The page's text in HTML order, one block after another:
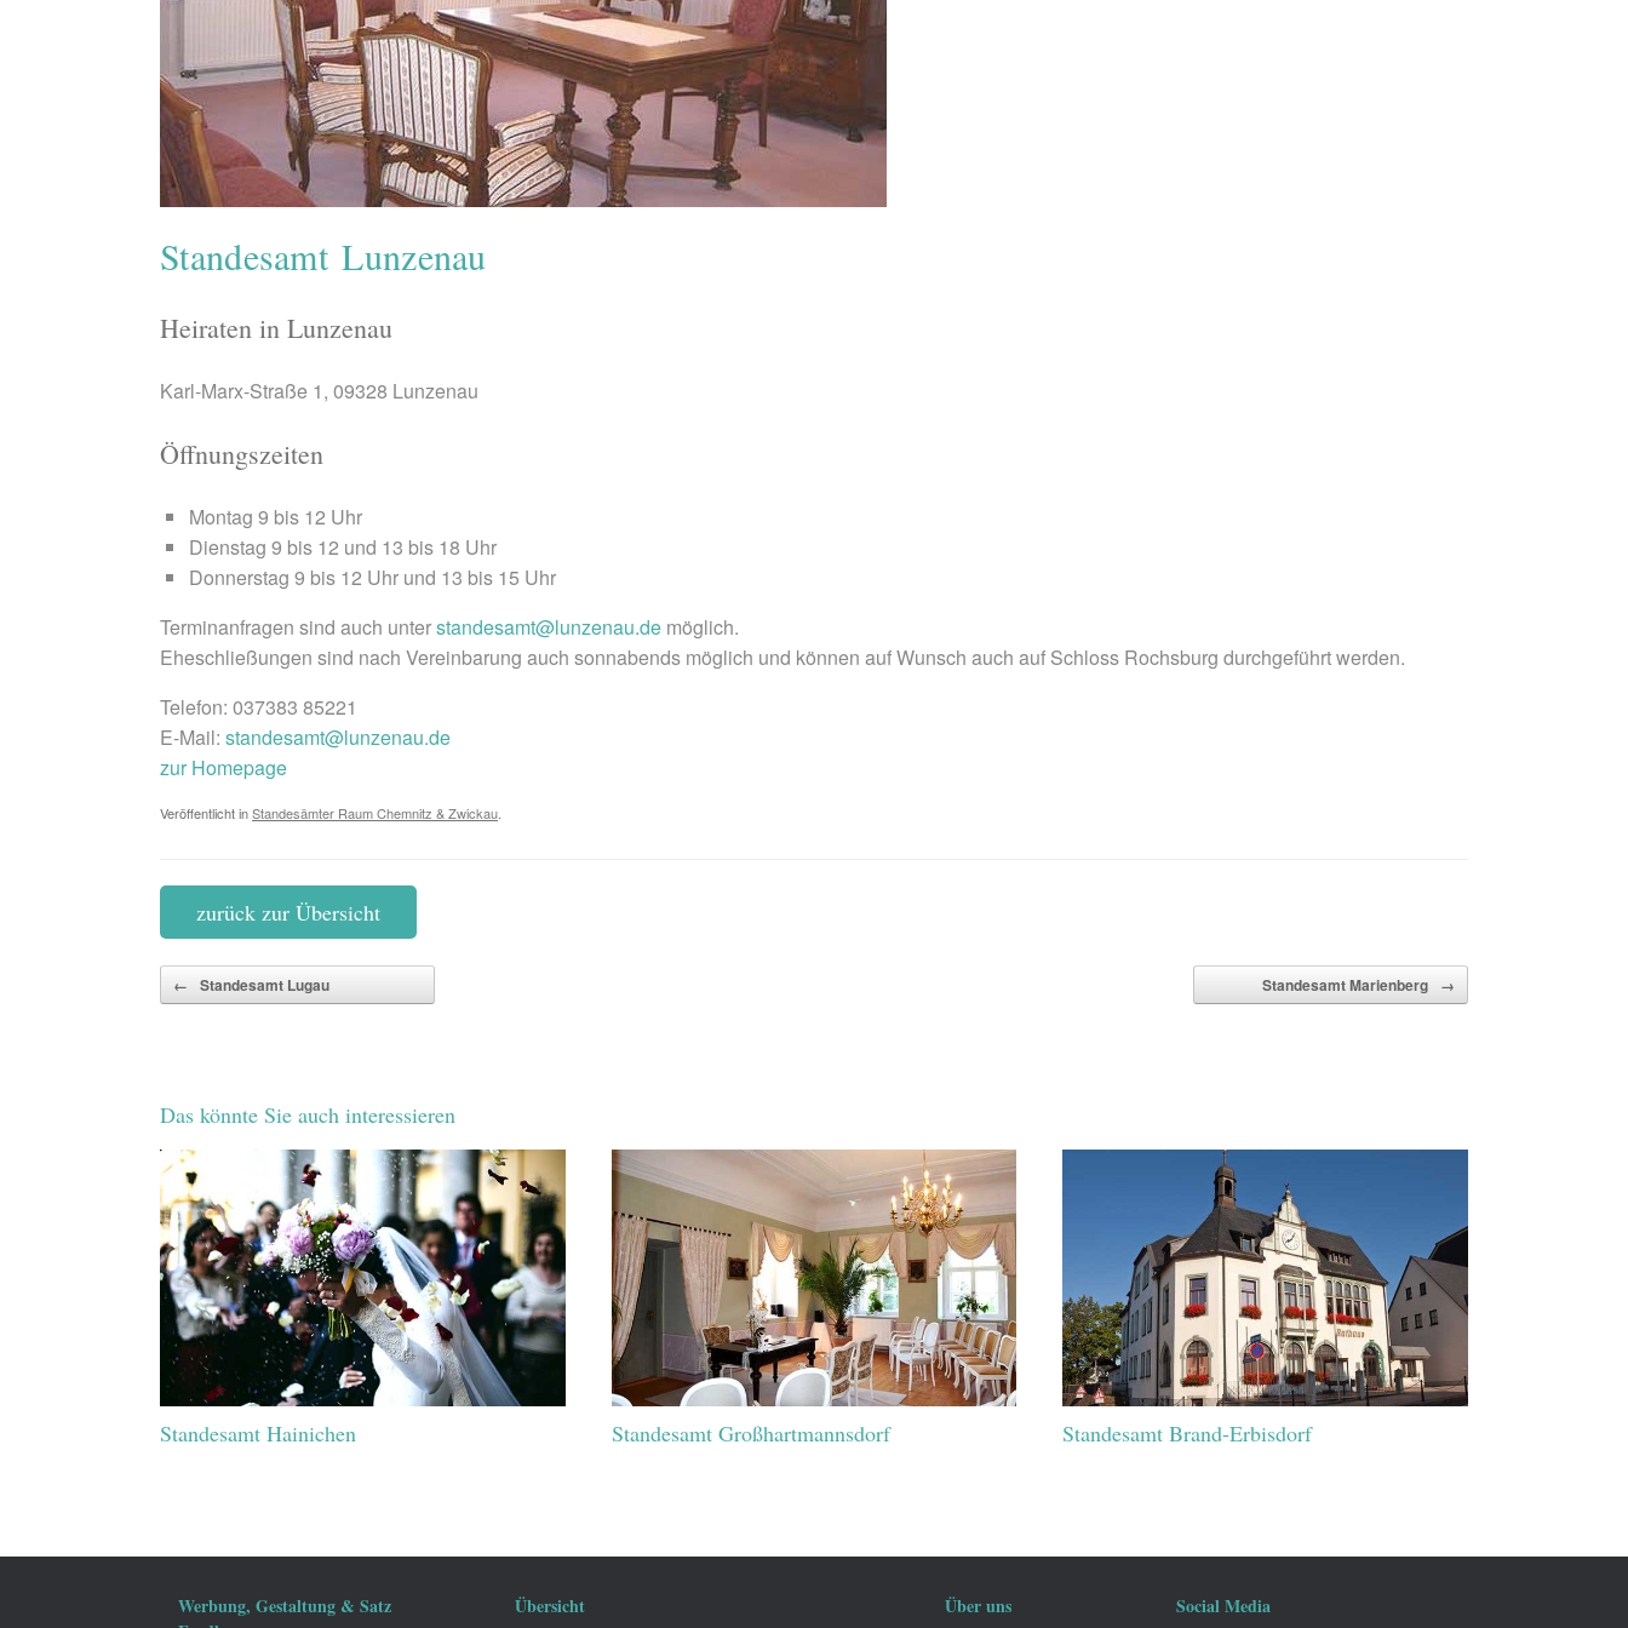
Standesamt Lunzenau
Heiraten in Lunzenau
Karl-Marx-Straße 1, 09328 Lunzenau
Öffnungszeiten
Montag 9 bis 12 Uhr
Dienstag 9 bis 12 und 13 bis 18 Uhr
Donnerstag 9 bis 12 Uhr und 13 bis 15 Uhr
Terminanfragen sind auch unterstandesamt@lunzenau.de möglich.
Eheschließungen sind nach Vereinbarung auch sonnabends möglich und können auf Wunsch auch auf Schloss Rochsburg durchgeführt werden.
Telefon: 037383 85221
E-Mail: standesamt@lunzenau.de
zur Homepage
Veröffentlicht inStandesämter Raum Chemnitz & Zwickau
zurück zur Übersicht
Beitragsnavigation
← Standesamt Lugau Standesamt Marienberg →
Das könnte Sie auch interessieren
Standesamt Hainichen Standesamt Großhartmannsdorf Standesamt Brand-Erbisdorf
Werbung, Gestaltung & Satz
Übersicht Über uns Social Media